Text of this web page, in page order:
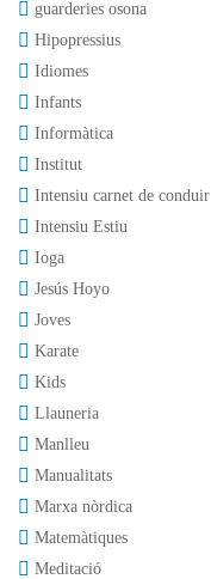
guarderies osona
Hipopressius
Idiomes
Infants
Informàtica
Institut
Intensiu carnet de conduir
Intensiu Estiu
Ioga
Jesús Hoyo
Joves
Karate
Kids
Llauneria
Manlleu
Manualitats
Marxa nòrdica
Matemàtiques
Meditació